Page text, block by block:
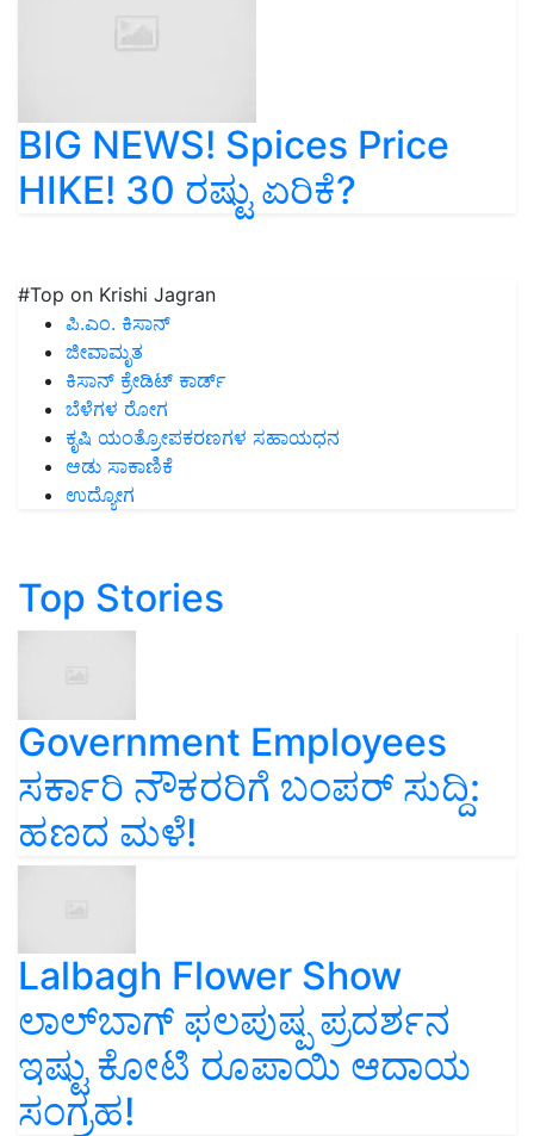
BIG NEWS! Spices Price
HIKE! 30 ರಷ್ಟು ಏರಿಕೆ?
#Top on Krishi Jagran
ಪಿ.ಎಂ. ಕಿಸಾನ್
ಜೀವಾಮೃತ
ಕಿಸಾನ್ ಕ್ರೇಡಿಟ್ ಕಾರ್ಡ್
ಬೆಳೆಗಳ ರೋಗ
ಕೃಷಿ ಯಂತ್ರೋಪಕರಣಗಳ ಸಹಾಯಧನ
ಆಡು ಸಾಕಾಣಿಕೆ
ಉದ್ಯೋಗ
Top Stories
Government Employees
ಸರ್ಕಾರಿ ನೌಕರರಿಗೆ ಬಂಪರ್‌ ಸುದ್ದಿ:
ಹಣದ ಮಳೆ!
Lalbagh Flower Show
ಲಾಲ್‌ಬಾಗ್ ಫಲಪುಷ್ಪ ಪ್ರದರ್ಶನ
ಇಷ್ಟು ಕೋಟಿ ರೂಪಾಯಿ ಆದಾಯ
ಸಂಗ್ರಹ!